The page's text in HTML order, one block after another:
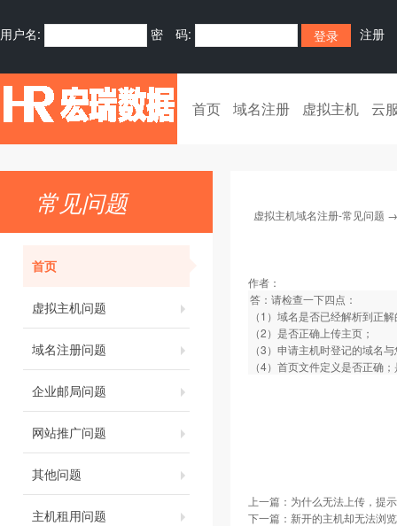
用户名: 密 码: 注册
首页 域名注册 虚拟主机 云
常见问题
首页
虚拟主机问题
域名注册问题
企业邮局问题
网站推广问题
其他问题
主机租用问题
虚拟主机域名注册-常见问题
作者：
答：请检查一下四点：
（1）域名是否已经解析到正
（2）是否正确上传主页；
（3）申请主机时登记的域名
（4）首页文件定义是否正确
上一篇： 为什么无法上传，提
下一篇： 新开的主机却无法浏